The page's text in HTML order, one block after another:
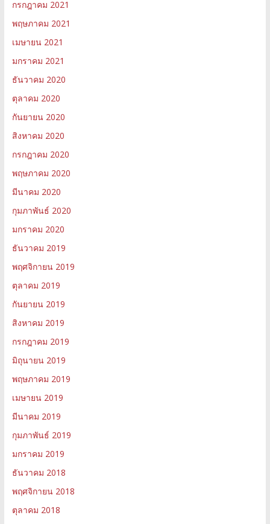
กรกฎาคม 2021
พฤษภาคม 2021
เมษายน 2021
มกราคม 2021
ธันวาคม 2020
ตุลาคม 2020
กันยายน 2020
สิงหาคม 2020
กรกฎาคม 2020
พฤษภาคม 2020
มีนาคม 2020
กุมภาพันธ์ 2020
มกราคม 2020
ธันวาคม 2019
พฤศจิกายน 2019
ตุลาคม 2019
กันยายน 2019
สิงหาคม 2019
กรกฎาคม 2019
มิถุนายน 2019
พฤษภาคม 2019
เมษายน 2019
มีนาคม 2019
กุมภาพันธ์ 2019
มกราคม 2019
ธันวาคม 2018
พฤศจิกายน 2018
ตุลาคม 2018